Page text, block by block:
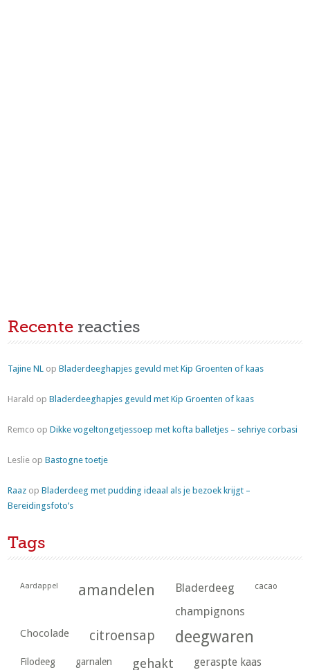
Recente reacties
Tajine NL opBladerdeeghapjes gevuld met Kip Groenten of kaas
Harald opBladerdeeghapjes gevuld met Kip Groenten of kaas
Remco opDikke vogeltongetjessoep met kofta balletjes – sehriye corbasi
Leslie opBastogne toetje
Raaz opBladerdeeg met pudding ideaal als je bezoek krijgt –
Bereidingsfoto’s
Tags
Aardappel amandelen Bladerdeeg cacao
champignons
Chocolade citroensap deegwaren
Filodeeg garnalen gehakt geraspte kaas